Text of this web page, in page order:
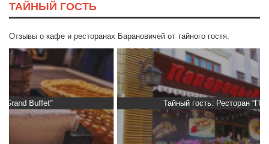
ТАЙНЫЙ ГОСТЬ
Отзывы о кафе и ресторанах Барановичей от тайного гостя.
Тайный гость: Ресторан “Папараць Кветка”